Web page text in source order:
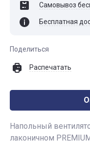
Самовывоз
Бесплатная
Поделиться
Распечатать
Напольный
лаконичном